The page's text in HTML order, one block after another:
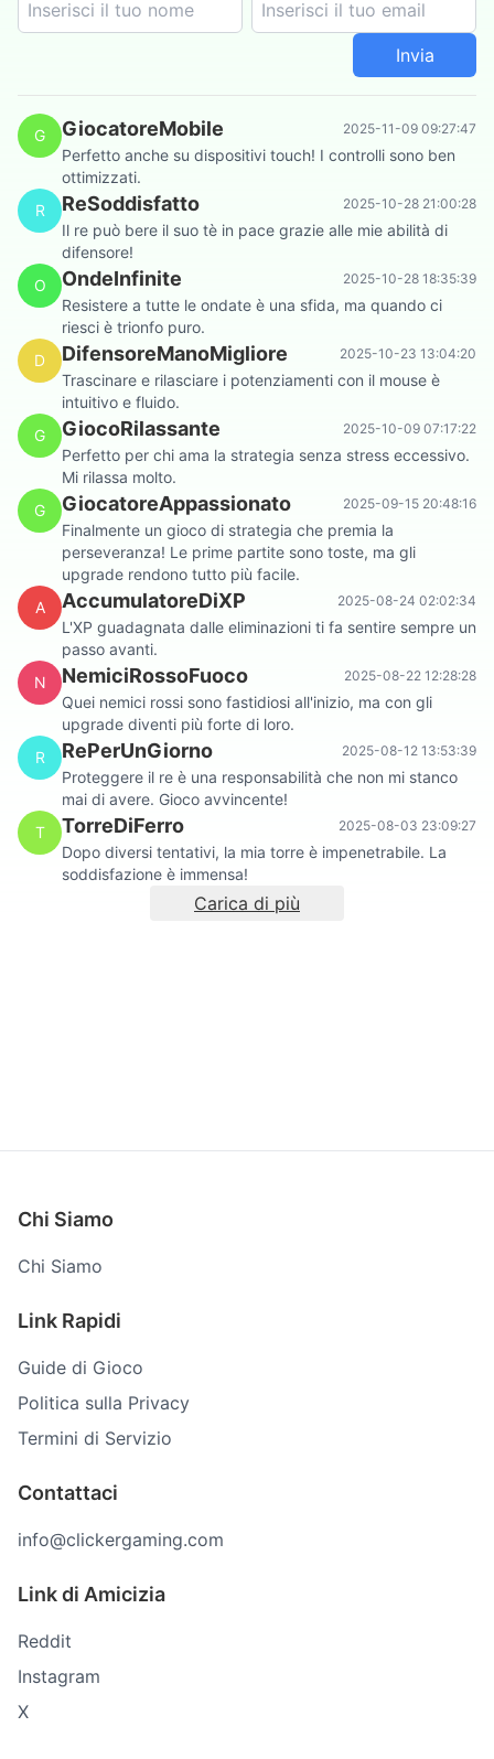
Invia
G GiocatoreMobile 2025-11-09 09:27:47
Perfetto anche su dispositivi touch! I controlli sono ben
ottimizzati.
R
ReSoddisfatto 2025-10-28 21:00:28
Il re può bere il suo tè in pace grazie alle mie abilità di
difensore!
O
OndeInfinite 2025-10-28 18:35:39
Resistere a tutte le ondate è una sfida, ma quando ci
riesci è trionfo puro.
D
DifensoreManoMigliore 2025-10-23 13:04:20
Trascinare e rilasciare i potenziamenti con il mouse è
intuitivo e fluido.
G
GiocoRilassante 2025-10-09 07:17:22
Perfetto per chi ama la strategia senza stress eccessivo.
Mi rilassa molto.
G
GiocatoreAppassionato 2025-09-15 20:48:16
Finalmente un gioco di strategia che premia la
perseveranza! Le prime partite sono toste, ma gli
upgrade rendono tutto più facile.
A
AccumulatoreDiXP 2025-08-24 02:02:34
L'XP guadagnata dalle eliminazioni ti fa sentire sempre un
passo avanti.
N
NemiciRossoFuoco 2025-08-22 12:28:28
Quei nemici rossi sono fastidiosi all'inizio, ma con gli
upgrade diventi più forte di loro.
R
RePerUnGiorno 2025-08-12 13:53:39
Proteggere il re è una responsabilità che non mi stanco
mai di avere. Gioco avvincente!
T
TorreDiFerro 2025-08-03 23:09:27
Dopo diversi tentativi, la mia torre è impenetrabile. La
soddisfazione è immensa!
Carica di più
Chi Siamo
Chi Siamo
Link Rapidi
Guide di Gioco
Politica sulla Privacy
Termini di Servizio
Contattaci
info@clickergaming.com
Link di Amicizia
Reddit
Instagram
X